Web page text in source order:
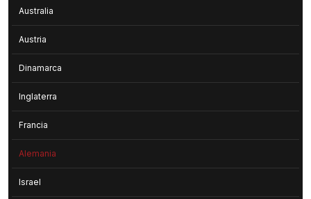
Australia
Austria
Dinamarca
Inglaterra
Francia
Alemania
Israel